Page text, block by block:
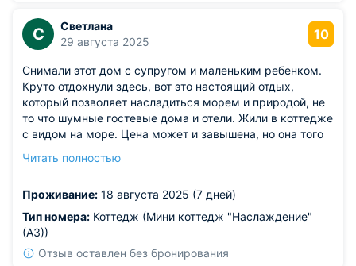
С
Светлана
29 августа 2025
10
Снимали этот дом с супругом и маленьким ребенком.
Круто отдохнули здесь, вот это настоящий отдых,
который позволяет насладиться морем и природой, не
то что шумные гостевые дома и отели. Жили в коттедже
с видом на море. Цена может и завышена, но она того
современный интерьер, полноценная кухня и ванная
терраса.
Читать полностью
Проживание: 18 августа 2025 (7 дней)
Тип номера: Коттедж (Мини коттедж "Наслаждение"
(А3))
Отзыв оставлен без бронирования